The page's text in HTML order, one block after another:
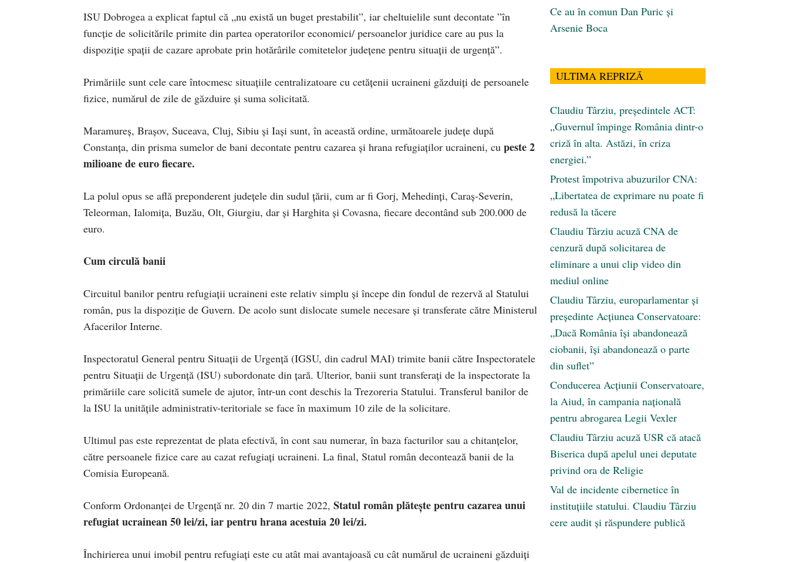
ISU Dobrogea a explicat faptul că „nu există un buget prestabilit”, iar cheltuielile sunt decontate ”în
funcție de solicitările primite din partea operatorilor economici/ persoanelor juridice care au pus la
dispoziție spații de cazare aprobate prin hotărârile comitetelor județene pentru situații de urgență”.
Primăriile sunt cele care întocmesc situațiile centralizatoare cu cetățenii ucraineni găzduiți de persoanele
fizice, numărul de zile de găzduire și suma solicitată.
Maramureș, Brașov, Suceava, Cluj, Sibiu și Iași sunt, în această ordine, următoarele județe după
Constanța, din prisma sumelor de bani decontate pentru cazarea și hrana refugiaților ucraineni, cu peste 2
milioane de euro fiecare.
La polul opus se află preponderent județele din sudul țării, cum ar fi Gorj, Mehedinți, Caraș-Severin,
Teleorman, Ialomița, Buzău, Olt, Giurgiu, dar și Harghita și Covasna, fiecare decontând sub 200.000 de
euro.
Cum circulă banii
Circuitul banilor pentru refugiații ucraineni este relativ simplu și începe din fondul de rezervă al Statului
român, pus la dispoziție de Guvern. De acolo sunt dislocate sumele necesare și transferate către Ministerul
Afacerilor Interne.
Inspectoratul General pentru Situații de Urgență (IGSU, din cadrul MAI) trimite banii către Inspectoratele
pentru Situații de Urgență (ISU) subordonate din țară. Ulterior, banii sunt transferați de la inspectorate la
primăriile care solicită sumele de ajutor, într-un cont deschis la Trezoreria Statului. Transferul banilor de
la ISU la unitățile administrativ-teritoriale se face în maximum 10 zile de la solicitare.
Ultimul pas este reprezentat de plata efectivă, în cont sau numerar, în baza facturilor sau a chitanțelor,
către persoanele fizice care au cazat refugiați ucraineni. La final, Statul român decontează banii de la
Comisia Europeană.
Conform Ordonanței de Urgență nr. 20 din 7 martie 2022, Statul român plătește pentru cazarea unui
refugiat ucrainean 50 lei/zi, iar pentru hrana acestuia 20 lei/zi.
Închirierea unui imobil pentru refugiați este cu atât mai avantajoasă cu cât numărul de ucraineni găzduiți
Ce au în comun Dan Puric şi
Arsenie Boca
ULTIMA REPRIZĂ
Claudiu Târziu, președintele ACT:
„Guvernul împinge România dintr-o
criză în alta. Astăzi, în criza
energiei.”
Protest împotriva abuzurilor CNA:
„Libertatea de exprimare nu poate fi
redusă la tăcere
Claudiu Târziu acuză CNA de
cenzură după solicitarea de
eliminare a unui clip video din
mediul online
Claudiu Târziu, europarlamentar și
președinte Acțiunea Conservatoare:
„Dacă România își abandonează
ciobanii, își abandonează o parte
din suflet”
Conducerea Acțiunii Conservatoare,
la Aiud, în campania națională
pentru abrogarea Legii Vexler
Claudiu Târziu acuză USR că atacă
Biserica după apelul unei deputate
privind ora de Religie
Val de incidente cibernetice în
instituțiile statului. Claudiu Târziu
cere audit și răspundere publică